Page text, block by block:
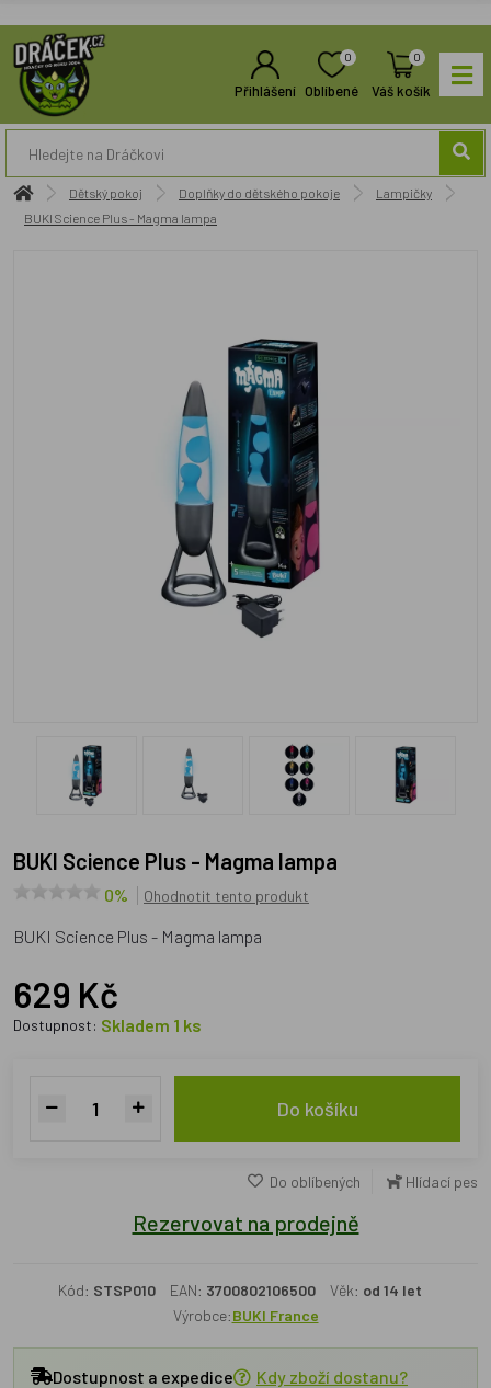
Přihlášení
0
Oblíbené
0
Váš košík
Dětský pokoj Doplňky do dětského pokoje
Lampičky
BUKI Science Plus - Magma lampa
BUKI Science Plus - Magma lampa
0% Ohodnotit tento produkt
BUKI Science Plus - Magma lampa
629 Kč
Dostupnost: Skladem 1 ks
Do košíku
Do oblíbených Hlídací pes
Rezervovat na prodejně
Kód: STSP010 EAN: 3700802106500 Věk: od 14 let
Výrobce:BUKI France
Dostupnost a expedice Kdy zboží dostanu?